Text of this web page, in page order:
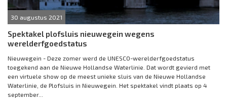
30 augustus 2021
Spektakel plofsluis nieuwegein wegens
werelderfgoedstatus
Nieuwegein - Deze zomer werd de UNESCO-werelderfgoedstatus
toegekend aan de Nieuwe Hollandse Waterlinie. Dat wordt gevierd met
een virtuele show op de meest unieke sluis van de Nieuwe Hollandse
Waterlinie, de Plofsluis in Nieuwegein. Het spektakel vindt plaats op 4
september...